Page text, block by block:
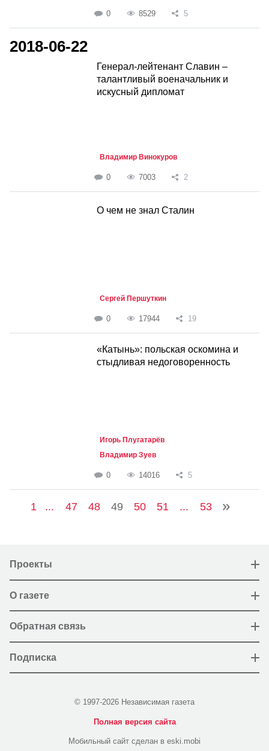
0 8529 5
2018-06-22
Генерал-лейтенант Славин –
талантливый военачальник и
искусный дипломат
Владимир Винокуров
0 7003 2
О чем не знал Сталин
Сергей Першуткин
0 17944 19
«Катынь»: польская оскомина и
стыдливая недоговоренность
Игорь Плугатарёв
Владимир Зуев
0 14016 5
1 ... 47 48 49 50 51 ... 53
Проекты
О газете
Обратная связь
Подписка
© 1997-2026 Независимая газета
Полная версия сайта
Мобильный сайт сделан в eski.mobi